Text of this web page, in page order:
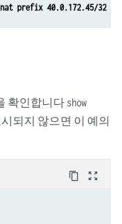
prefix 40.0.172.45/32
확인합니다 show
되지 않으면 이 예의
content_copy zoom_out_map